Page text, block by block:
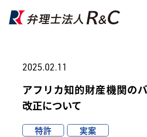
2025.02.11
アフリカ知的財産機関の
改正について
特許
実案